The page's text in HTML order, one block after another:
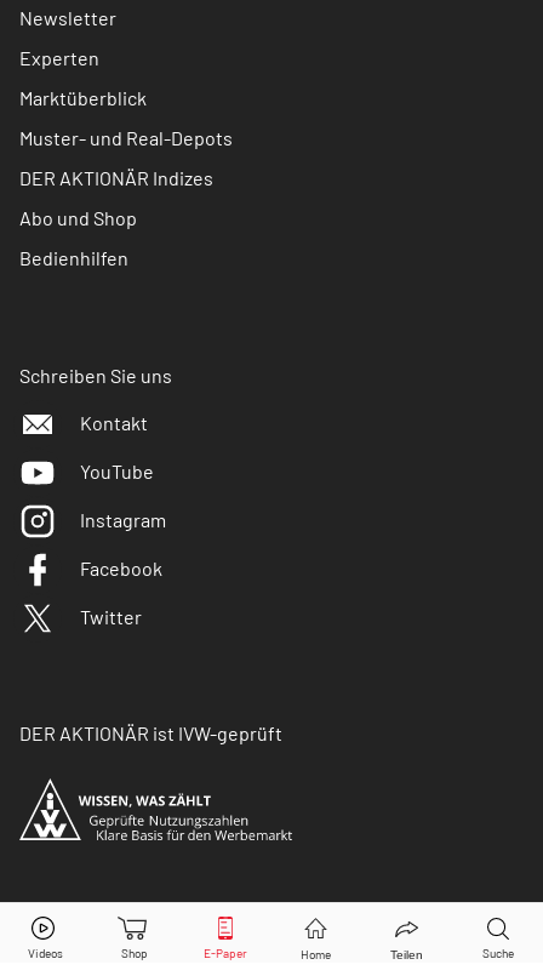
Newsletter
Experten
Marktüberblick
Muster- und Real-Depots
DER AKTIONÄR Indizes
Abo und Shop
Bedienhilfen
Schreiben Sie uns
Kontakt
YouTube
Instagram
Facebook
Twitter
DER AKTIONÄR ist IVW-geprüft
© Copyright 2026 Börsenmedien AG. Alle Rechte